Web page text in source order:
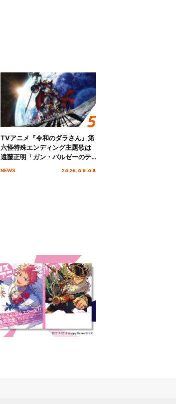
TVアニメ『令和のダラさん』第
六怪特殊エンディング主題歌は
遠藤正明「ガン・バルゼーのテ
NEWS 2026.08.08